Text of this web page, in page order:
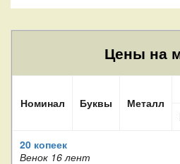
Цены на
Номинал Буквы Металл
20 копеек
Венок 16 лент